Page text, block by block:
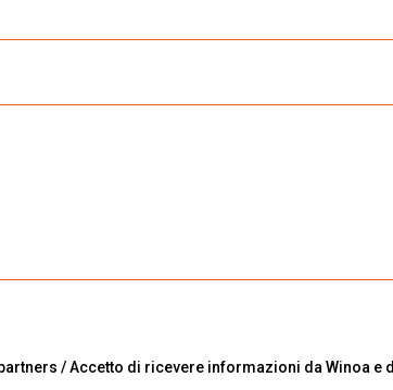
/ Accetto di ricevere informazioni da Winoa e